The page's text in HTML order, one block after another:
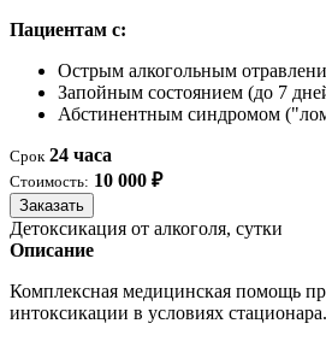
Пациентам с:
Острым алкогольным
Запойным состоянием (до 7
Абстинентным синдромом
Срок 24 часа
Стоимость: 10 000 ₽
Заказать
Детоксикация от алкоголя, сутки
Описание
Комплексная медицинская помощь
интоксикации в условиях стационара.